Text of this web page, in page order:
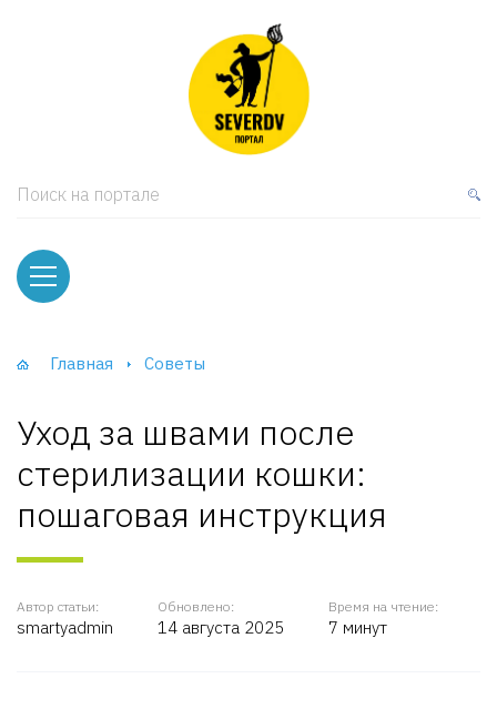
Поиск на портале
Главная Советы
Уход за швами после
стерилизации кошки:
пошаговая инструкция
Автор статьи:
smartyadmin
Обновлено:
14 августа 2025
Время на чтение:
7 минут
и тумбы